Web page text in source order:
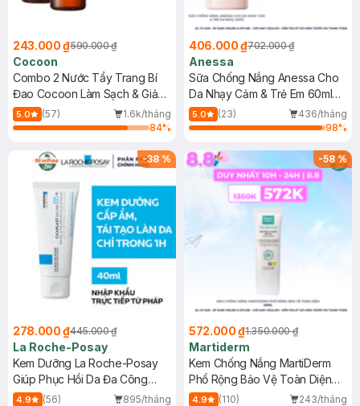
243.000 ₫590.000 ₫
Cocoon
Combo 2 Nước Tẩy Trang Bí
Đao Cocoon Làm Sạch & Giảm
Dầu 500ml
5.0 (57)
1.6k/tháng
84%
406.000 ₫702.000 ₫
Anessa
Sữa Chống Nắng Anessa Cho
Da Nhạy Cảm & Trẻ Em 60ml
(Mới)
5.0 (23)
436/tháng
98%
-38 %
278.000 ₫445.000 ₫
La Roche-Posay
Kem Dưỡng La Roche-Posay
Giúp Phục Hồi Da Đa Công
Dụng 40ml
4.9 (56)
895/tháng
-58%
572.000 ₫1.350.000 ₫
Martiderm
Kem Chống Nắng MartiDerm
Phổ Rộng Bảo Vệ Toàn Diện
40ml
4.9 (110)
243/tháng